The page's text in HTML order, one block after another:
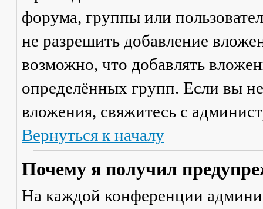
форума, группы или
не разрешить добавление
возможно, что добавлять
определённых групп. Если вы
вложения, свяжитесь с
Вернуться к началу
Почему я получил
На каждой конференции